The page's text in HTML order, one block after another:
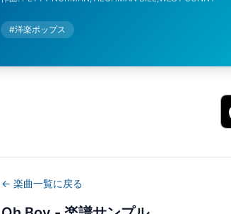
#洋楽ポップス
← 楽曲一覧に戻る